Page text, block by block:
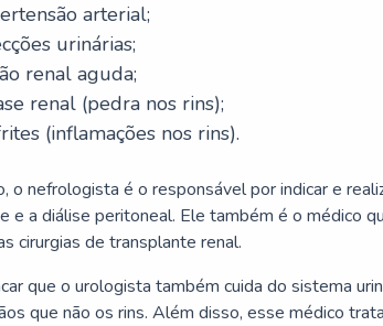
arterial;
urinárias;
renal aguda;
renal (pedra nos rins);
(inflamações nos rins).
o nefrologista é o responsável por indicar e
e a diálise peritoneal. Ele também é o médico
cirurgias de transplante renal.
que o urologista também cuida do sistema
que não os rins. Além disso, esse médico